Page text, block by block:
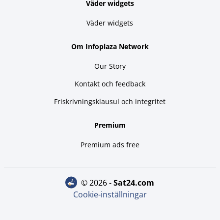
Väder widgets
Väder widgets
Om Infoplaza Network
Our Story
Kontakt och feedback
Friskrivningsklausul och integritet
Premium
Premium ads free
© 2026 - sat24.com
Cookie-inställningar